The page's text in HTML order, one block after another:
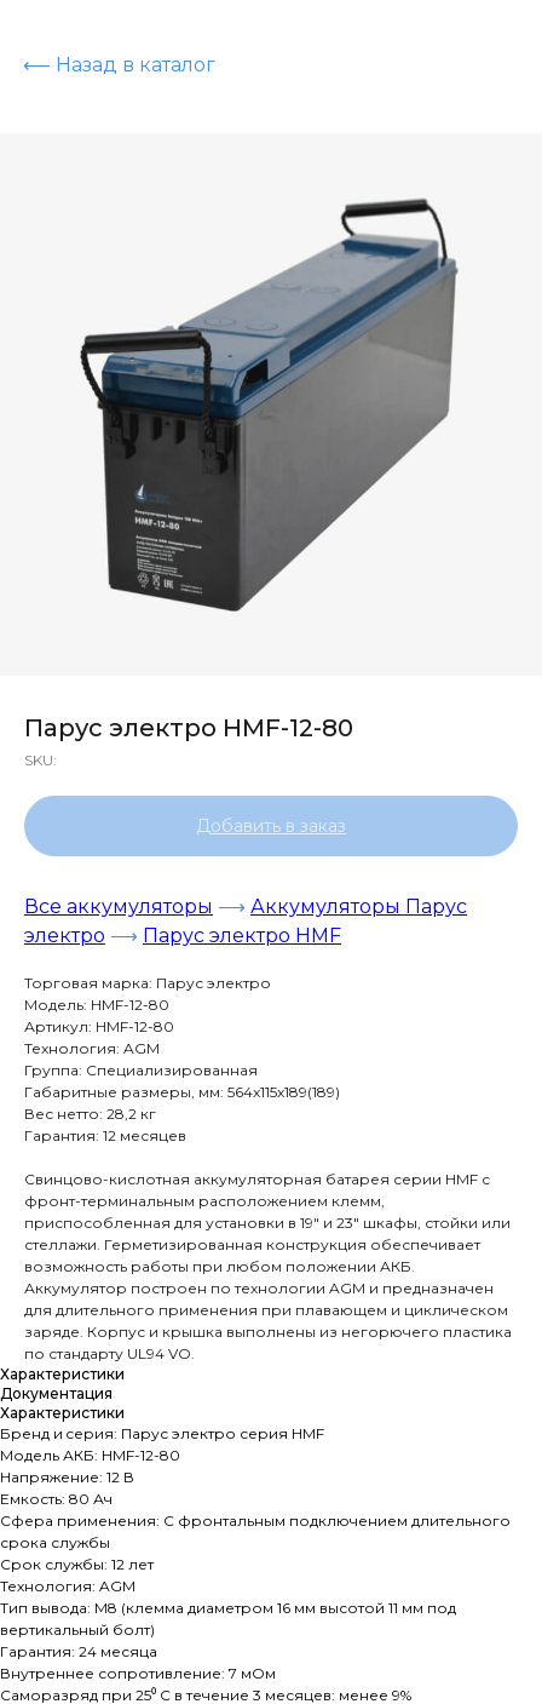
⟵ Назад в каталог
Парус электро HMF-12-80
SKU:
Добавить в заказ
Все аккумуляторы ⟶ Аккумуляторы Парус
электро ⟶ Парус электро HMF
Торговая марка: Парус электро
Модель: HMF-12-80
Артикул: HMF-12-80
Технология: AGM
Группа: Специализированная
Габаритные размеры, мм: 564x115x189(189)
Вес нетто: 28,2 кг
Гарантия: 12 месяцев
Свинцово-кислотная аккумуляторная батарея серии HMF с
фронт-терминальным расположением клемм,
приспособленная для установки в 19" и 23" шкафы, стойки или
стеллажи. Герметизированная конструкция обеспечивает
возможность работы при любом положении АКБ.
Аккумулятор построен по технологии AGM и предназначен
для длительного применения при плавающем и циклическом
заряде. Корпус и крышка выполнены из негорючего пластика
по стандарту UL94 VO.
Характеристики
Документация
Характеристики
Бренд и cерия: Парус электро серия HMF
Модель АКБ: HMF-12-80
Напряжение: 12 В
Емкость: 80 Ач
Сфера применения: С фронтальным подключением длительного
срока службы
Срок службы: 12 лет
Технология: AGM
Тип вывода: M8 (клемма диаметром 16 мм высотой 11 мм под
вертикальный болт)
Гарантия: 24 месяца
Внутреннее сопротивление: 7 мОм
Саморазряд при 25⁰ С в течение 3 месяцев: менее 9%